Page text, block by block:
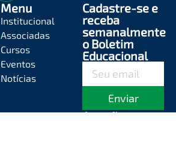
Menu
Institucional
Associadas
Cursos
Eventos
Notícias
Cadastre-se e
receba
semanalmente
o Boletim
Educacional
Enviar
Atendimento